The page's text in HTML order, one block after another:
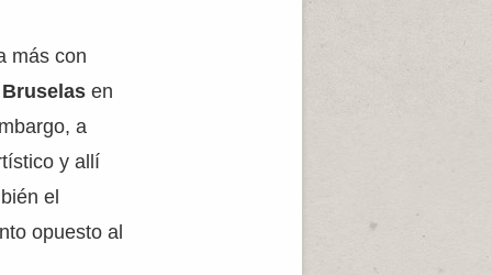
más con
Bruselas en
a
y allí
el
opuesto al